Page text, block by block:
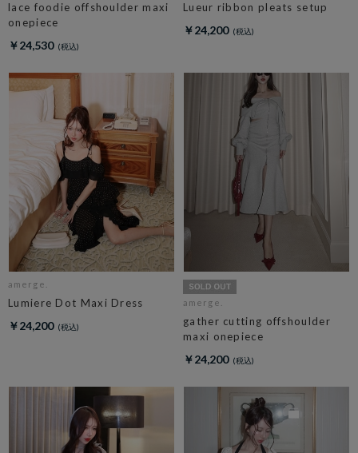
lace foodie offshoulder maxi
onepiece
￥24,530
Lueur ribbon pleats setup
￥24,200
amerge.
Lumiere Dot Maxi Dress
￥24,200
amerge.
gather cutting offshoulder
maxi onepiece
￥24,200